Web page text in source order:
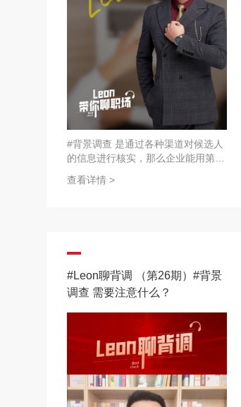
#背景调查 是通过各种渠道对候选人
的信息进行核实，那么企业能用第一
么说→
查看详情 >
#Leon聊背调 （第26期）#背景
调查 需要注意什么？